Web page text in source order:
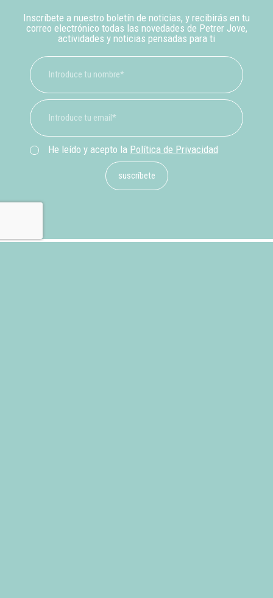
Inscríbete a nuestro boletín de noticias, y recibirás en tu
correo electrónico todas las novedades de Petrer Jove,
actividades y noticias pensadas para ti
He leído y acepto la Política de Privacidad
suscríbete